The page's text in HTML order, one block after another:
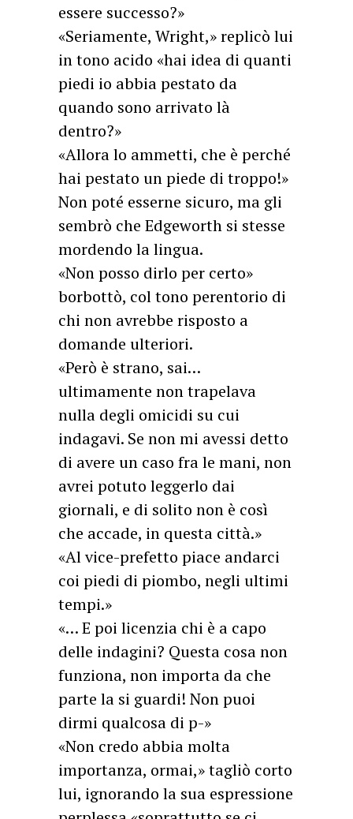
essere successo?»
«Seriamente, Wright,» replicò lui
in tono acido «hai idea di quanti
piedi io abbia pestato da
quando sono arrivato là
dentro?»
«Allora lo ammetti, che è perché
hai pestato un piede di troppo!»
Non poté esserne sicuro, ma gli
sembrò che Edgeworth si stesse
mordendo la lingua.
«Non posso dirlo per certo»
borbottò, col tono perentorio di
chi non avrebbe risposto a
domande ulteriori.
«Però è strano, sai…
ultimamente non trapelava
nulla degli omicidi su cui
indagavi. Se non mi avessi detto
di avere un caso fra le mani, non
avrei potuto leggerlo dai
giornali, e di solito non è così
che accade, in questa città.»
«Al vice-prefetto piace andarci
coi piedi di piombo, negli ultimi
tempi.»
«… E poi licenzia chi è a capo
delle indagini? Questa cosa non
funziona, non importa da che
parte la si guardi! Non puoi
dirmi qualcosa di p-»
«Non credo abbia molta
importanza, ormai,» tagliò corto
lui, ignorando la sua espressione